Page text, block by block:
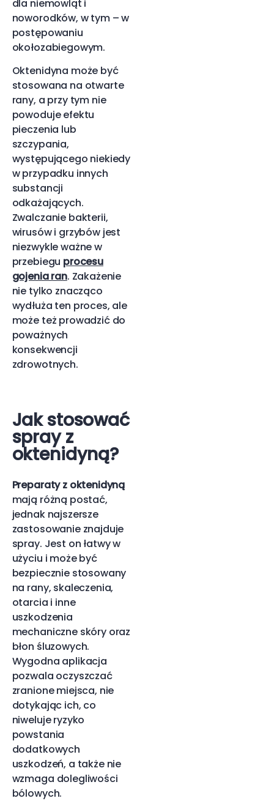
dla niemowląt i
noworodków, w tym – w
postępowaniu
okołozabiegowym.
Oktenidyna może być
stosowana na otwarte
rany, a przy tym nie
powoduje efektu
pieczenia lub
szczypania,
występującego niekiedy
w przypadku innych
substancji
odkażających.
Zwalczanie bakterii,
wirusów i grzybów jest
niezwykle ważne w
przebiegu procesu
gojenia ran. Zakażenie
nie tylko znacząco
wydłuża ten proces, ale
może też prowadzić do
poważnych
konsekwencji
zdrowotnych.
Jak stosować
spray z
oktenidyną?
Preparaty z oktenidyną
mają różną postać,
jednak najszersze
zastosowanie znajduje
spray. Jest on łatwy w
użyciu i może być
bezpiecznie stosowany
na rany, skaleczenia,
otarcia i inne
uszkodzenia
mechaniczne skóry oraz
błon śluzowych.
Wygodna aplikacja
pozwala oczyszczać
zranione miejsca, nie
dotykając ich, co
niweluje ryzyko
powstania
dodatkowych
uszkodzeń, a także nie
wzmaga dolegliwości
bólowych.